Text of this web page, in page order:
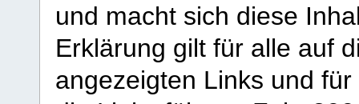
und macht sich diese
Erklärung gilt für alle auf
angezeigten Links und